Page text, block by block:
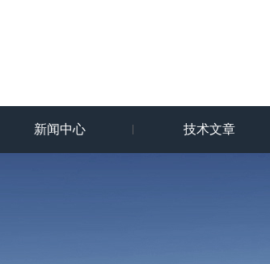
新闻中心 技术文章